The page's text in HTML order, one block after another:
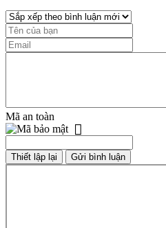
Mã an toàn